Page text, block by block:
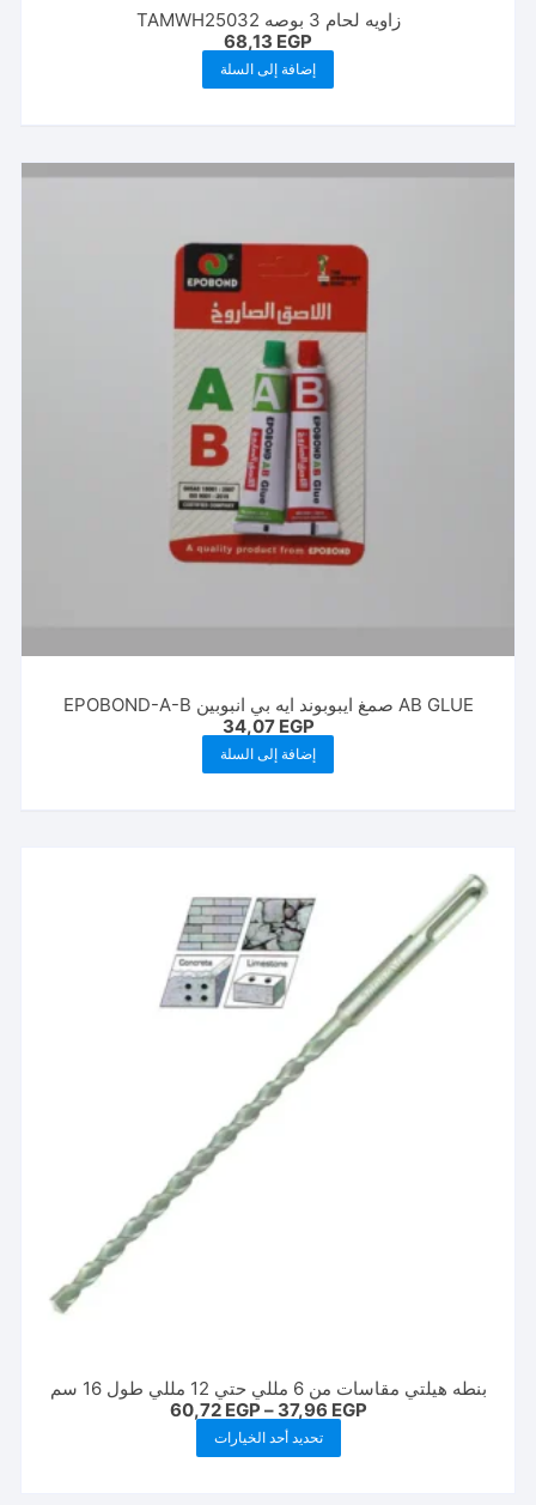
زاويه لحام 3 بوصه TAMWH25032
68,13 EGP
إضافة إلى السلة
AB GLUE صمغ ايبوبوند ايه بي انبوبين EPOBOND-A-B
34,07 EGP
إضافة إلى السلة
بنطه هيلتي مقاسات من 6 مللي حتي 12 مللي طول 16 سم
37,96 EGP
–
60,72 EGP نطاق
تحديد أحد الخيارات
العديد